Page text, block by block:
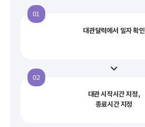
대관달력에서 일자 확인
대관 시작시간 지정,
종료시간 지정